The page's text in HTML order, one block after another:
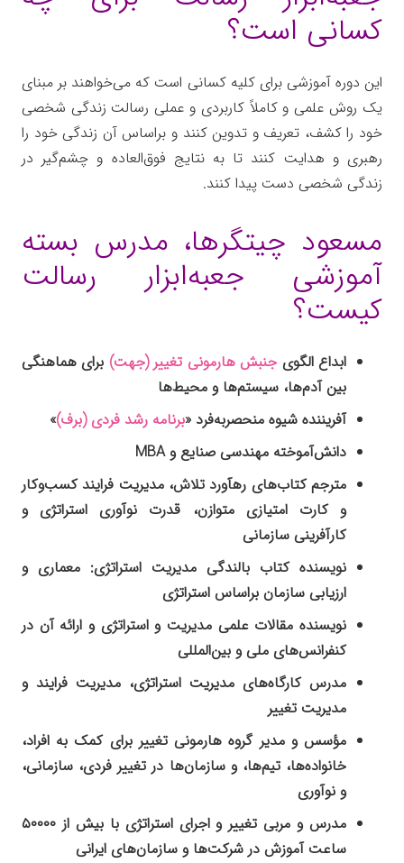
کسانی است؟
این دوره آموزشی برای کلیه کسانی است که می‌خواهند بر مبنای
یک روش علمی و کاملاً کاربردی و عملی رسالت زندگی شخصی
خود را کشف، تعریف و تدوین کنند و براساس آن زندگی خود را
رهبری و هدایت کنند تا به نتایج فوق‌العاده و چشم‌گیر در
زندگی شخصی دست پیدا کنند.
مسعود چیتگرها، مدرس بسته
آموزشی جعبه‌ابزار رسالت
کیست؟
ابداع الگوی جنبش هارمونی تغییر (جهت) برای هماهنگی
بین آدم‌ها، سیستم‌ها و محیط‌ها
آفریننده شیوه منحصربه‌فرد «برنامه رشد فردی (برف)»
دانش‌آموخته مهندسی صنایع و MBA
مترجم کتاب‌های رهآورد تلاش، مدیریت فرایند کسب‌وکار
و کارت امتیازی متوازن، قدرت نوآوری استراتژی و
کارآفرینی سازمانی
نویسنده کتاب بالندگی مدیریت استراتژی: معماری و
ارزیابی سازمان براساس استراتژی
نویسنده مقالات علمی مدیریت و استراتژی و ارائه آن در
کنفرانس‌های ملی و بین‌المللی
مدرس کارگاه‌های مدیریت استراتژی، مدیریت فرایند و
مدیریت تغییر
مؤسس و مدیر گروه هارمونی تغییر برای کمک به افراد،
خانواده‌ها، تیم‌ها، و سازمان‌ها در تغییر فردی، سازمانی،
و نوآوری
مدرس و مربی تغییر و اجرای استراتژی با بیش از ۵۰۰۰۰
ساعت آموزش در شرکت‌ها و سازمان‌های ایرانی